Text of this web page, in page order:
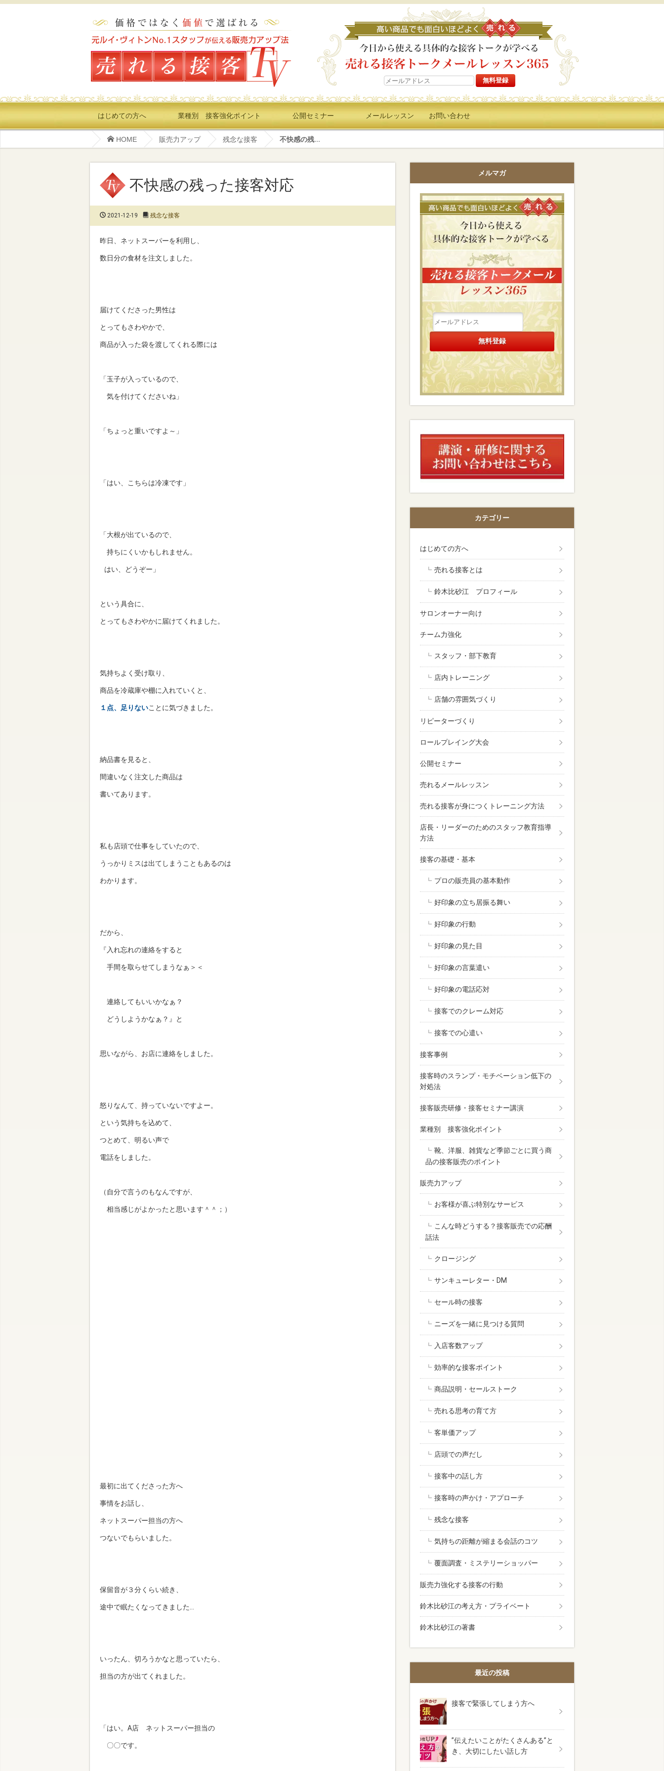
はじめての方へ 業種別 接客強化ポイント 公開セミナー メールレッスン お問い合わせ
HOME 販売力アップ 残念な接客 不快感の残...
不快感の残った接客対応
2021-12-19 残念な接客
昨日、ネットスーパーを利用し、
数日分の食材を注文しました。
届けてくださった男性は
とってもさわやかで、
商品が入った袋を渡してくれる際には
「玉子が入っているので、
気を付けてくださいね」
「ちょっと重いですよ～」
「はい、こちらは冷凍です」
「大根が出ているので、
持ちにくいかもしれません。
はい、どうぞー」
という具合に、
とってもさわやかに届けてくれました。
気持ちよく受け取り、
商品を冷蔵庫や棚に入れていくと、
１点、足りないことに気づきました。
納品書を見ると、
間違いなく注文した商品は
書いてあります。
私も店頭で仕事をしていたので、
うっかりミスは出てしまうこともあるのは
わかります。
だから、
『入れ忘れの連絡をすると
手間を取らせてしまうなぁ＞＜
連絡してもいいかなぁ？
どうしようかなぁ？』と
思いながら、お店に連絡をしました。
怒りなんて、持っていないですよー。
という気持ちを込めて、
つとめて、明るい声で
電話をしました。
（自分で言うのもなんですが、
相当感じがよかったと思います＾＾；）
最初に出てくださった方へ
事情をお話し、
ネットスーパー担当の方へ
つないでもらいました。
保留音が３分くらい続き、
途中で眠たくなってきました…
いったん、切ろうかなと思っていたら、
担当の方が出てくれました。
「はい。A店 ネットスーパー担当の
〇〇です。
メルマガ
カテゴリー
はじめての方へ
売れる接客とは
鈴木比砂江 プロフィール
サロンオーナー向け
チーム力強化
スタッフ・部下教育
店内トレーニング
店舗の雰囲気づくり
リピーターづくり
ロールプレイング大会
公開セミナー
売れるメールレッスン
売れる接客が身につくトレーニング方法
店長・リーダーのためのスタッフ教育指導
方法
接客の基礎・基本
プロの販売員の基本動作
好印象の立ち居振る舞い
好印象の行動
好印象の見た目
好印象の言葉遣い
好印象の電話応対
接客でのクレーム対応
接客での心遣い
接客事例
接客時のスランプ・モチベーション低下の
対処法
接客販売研修・接客セミナー講演
業種別 接客強化ポイント
靴、洋服、雑貨など季節ごとに買う商
品の接客販売のポイント
販売力アップ
お客様が喜ぶ特別なサービス
こんな時どうする？接客販売での応酬
話法
クロージング
サンキューレター・DM
セール時の接客
ニーズを一緒に見つける質問
入店客数アップ
効率的な接客ポイント
商品説明・セールストーク
売れる思考の育て方
客単価アップ
店頭での声だし
接客中の話し方
接客時の声かけ・アプローチ
残念な接客
気持ちの距離が縮まる会話のコツ
覆面調査・ミステリーショッパー
販売力強化する接客の行動
鈴木比砂江の考え方・プライベート
鈴木比砂江の著書
最近の投稿
接客で緊張してしまう方へ
”伝えたいことがたくさんある”と
き、大切にしたい話し方